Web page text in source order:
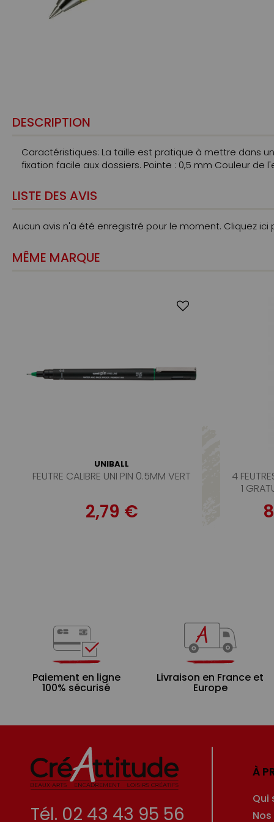
DESCRIPTION
Caractéristiques: La taille est pratique à mettre dans
fixation facile aux dossiers. Pointe : 0,5 mm Couleur de
LISTE DES AVIS
Aucun avis n'a été enregistré pour le moment. Cliquez ici
MÊME MARQUE
UNIBALL
FEUTRE CALIBRE UNI PIN 0.5MM VERT
2,79 €
4
1
Paiement en ligne
100% sécurisé
Livraison en France et
Europe
Tél. 02 43 43 95 56
À
Qui